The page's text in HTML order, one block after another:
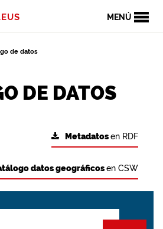
MENÚ
de datos
DE DATOS
Metadatosen RDF
datos geográficosen CSW